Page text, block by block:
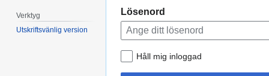
Lösenord
Håll mig inloggad
Verktyg
Utskriftsvänlig version